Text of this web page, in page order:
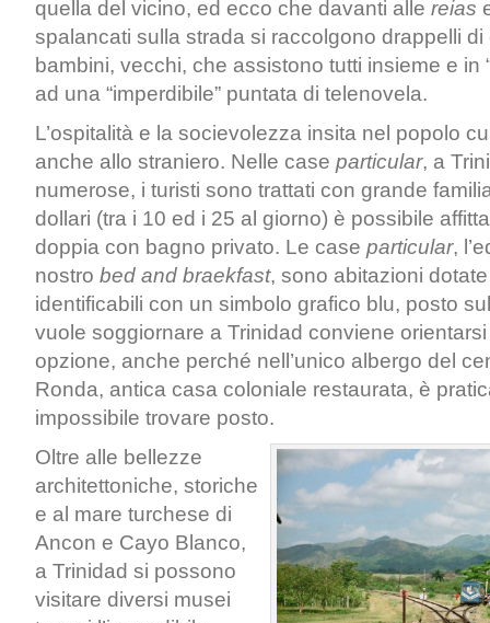
quella del vicino, ed ecco che davanti alle reias
spalancati sulla strada si raccolgono drappelli
bambini, vecchi, che assistono tutti insieme e in
ad una “imperdibile” puntata di telenovela.
L’ospitalità e la socievolezza insita nel popolo
anche allo straniero. Nelle case particular, a
numerose, i turisti sono trattati con grande
dollari (tra i 10 ed i 25 al giorno) è possibile
doppia con bagno privato. Le case particular,
nostro bed and braekfast, sono abitazioni
identificabili con un simbolo grafico blu, posto
vuole soggiornare a Trinidad conviene
opzione, anche perché nell’unico albergo del
Ronda, antica casa coloniale restaurata, è
impossibile trovare posto.
Oltre alle bellezze
architettoniche, storiche
e al mare turchese di
Ancon e Cayo Blanco,
a Trinidad si possono
visitare diversi musei